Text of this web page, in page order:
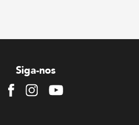
Siga-nos
FacebookInstagramYoutube